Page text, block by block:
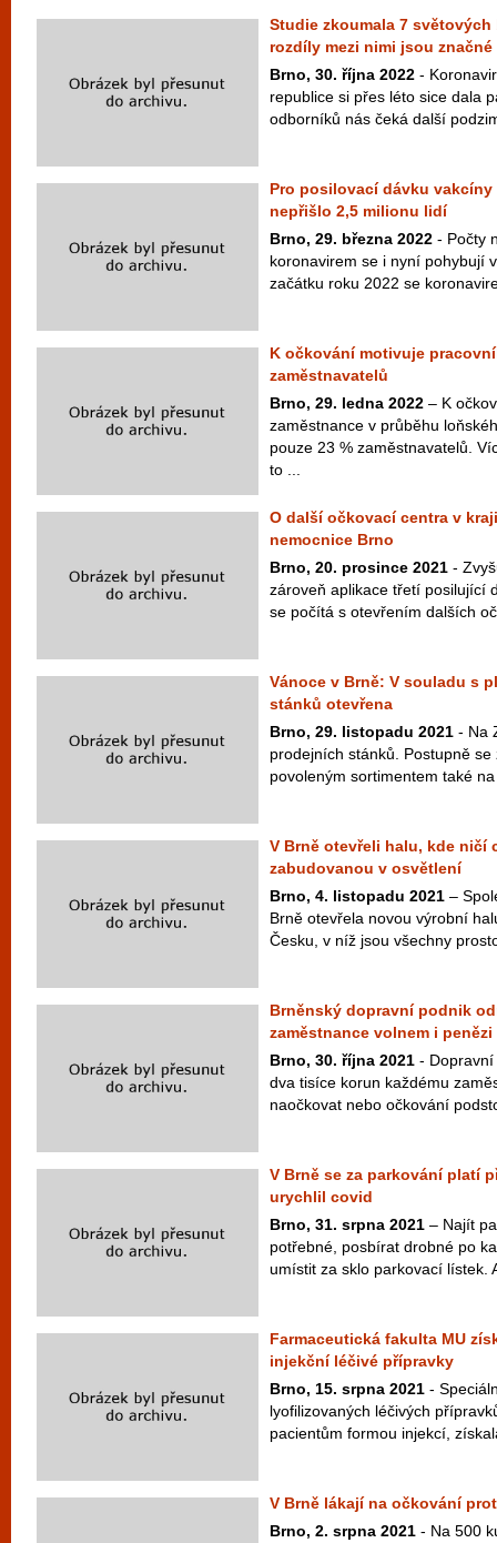
Studie zkoumala 7
rozdíly mezi nimi jsou značné
Brno, 30. října 2022 -
republice si přes léto sice dala
odborníků nás čeká další
Pro posilovací dávku
nepřišlo 2,5 milionu lidí
Brno, 29. března 2022 - Počty
koronavirem se i nyní pohybují
začátku roku 2022 se
K očkování motivuje
zaměstnavatelů
Brno, 29. ledna 2022 – K
zaměstnance v průběhu
pouze 23 % zaměstnavatelů.
to ...
O další očkovací centra v
nemocnice Brno
Brno, 20. prosince 2021 -
zároveň aplikace třetí posilující
se počítá s otevřením dalších
Vánoce v Brně: V souladu s
stánků otevřena
Brno, 29. listopadu 2021 - Na
prodejních stánků. Postupně
povoleným sortimentem také
V Brně otevřeli halu, kde ničí
zabudovanou v osvětlení
Brno, 4. listopadu 2021 –
Brně otevřela novou výrobní
Česku, v níž jsou všechny
Brněnský dopravní podnik
zaměstnance volnem i penězi
Brno, 30. října 2021 -
dva tisíce korun každému
naočkovat nebo očkování
V Brně se za parkování platí
urychlil covid
Brno, 31. srpna 2021 – Najít
potřebné, posbírat drobné po
umístit za sklo parkovací lístek.
Farmaceutická fakulta MU
injekční léčivé přípravky
Brno, 15. srpna 2021 -
lyofilizovaných léčivých
pacientům formou injekcí,
V Brně lákají na očkování
Brno, 2. srpna 2021 - Na 500